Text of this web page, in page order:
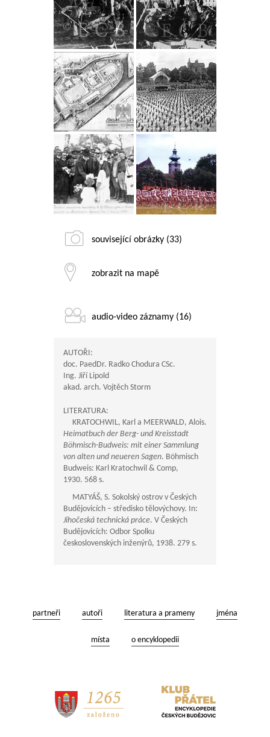
související obrázky (33)
zobrazit na mapě
audio-video záznamy (16)
AUTOŘI:
doc. PaedDr. Radko Chodura CSc.
Ing. Jiří Lipold
akad. arch. Vojtěch Storm
LITERATURA:
KRATOCHWIL, Karl a MEERWALD, Alois.
Heimatbuch der Berg- und Kreisstadt
Böhmisch-Budweis: mit einer Sammlung
von alten und neueren Sagen. Böhmisch
Budweis: Karl Kratochwil & Comp,
1930. 568 s.
MATYÁŠ, S. Sokolský ostrov v Českých
Budějovicích – středisko tělovýchovy. In:
Jihočeská technická práce. V Českých
Budějovicích: Odbor Spolku
československých inženýrů, 1938. 279 s.
partneři autoři literatura a prameny jména
místa o encyklopedii